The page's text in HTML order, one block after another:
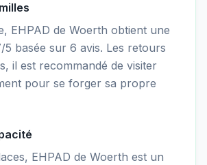
EHPAD de Woerth obtient une
5 basée sur 6 avis. Les retours
il est recommandé de visiter
pour se forger sa propre
EHPAD de Woerth est un